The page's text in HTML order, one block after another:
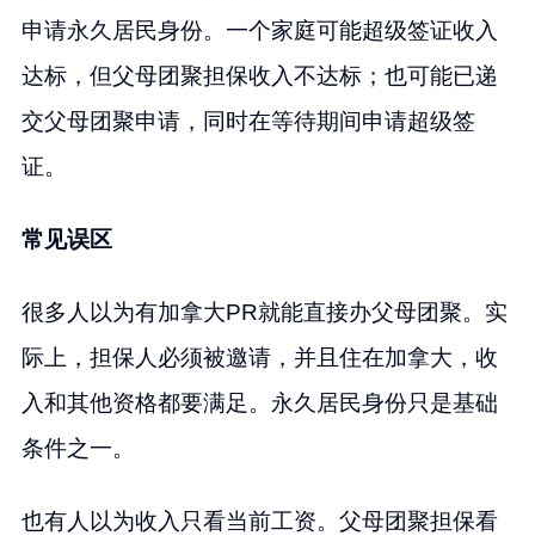
申请永久居民身份。一个家庭可能超级签证收入
达标，但父母团聚担保收入不达标；也可能已递
交父母团聚申请，同时在等待期间申请超级签
证。
常见误区
很多人以为有加拿大PR就能直接办父母团聚。实
际上，担保人必须被邀请，并且住在加拿大，收
入和其他资格都要满足。永久居民身份只是基础
条件之一。
也有人以为收入只看当前工资。父母团聚担保看